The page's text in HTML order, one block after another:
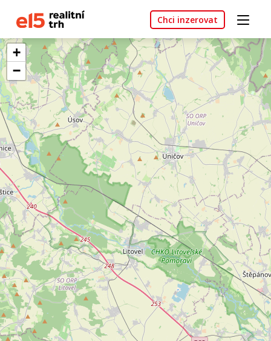
Chci inzerovat
+
−